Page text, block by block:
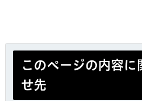
このページの内容に
せ先